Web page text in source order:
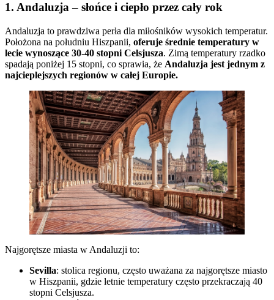
1. Andaluzja – słońce i ciepło przez cały rok
Andaluzja to prawdziwa perła dla miłośników wysokich temperatur.
Położona na południu Hiszpanii, oferuje średnie temperatury w
lecie wynoszące 30-40 stopni Celsjusza. Zimą temperatury rzadko
spadają poniżej 15 stopni, co sprawia, że Andaluzja jest jednym z
najcieplejszych regionów w całej Europie.
Najgorętsze miasta w Andaluzji to:
Sevilla: stolica regionu, często uważana za najgorętsze miasto
w Hiszpanii, gdzie letnie temperatury często przekraczają 40
stopni Celsjusza.